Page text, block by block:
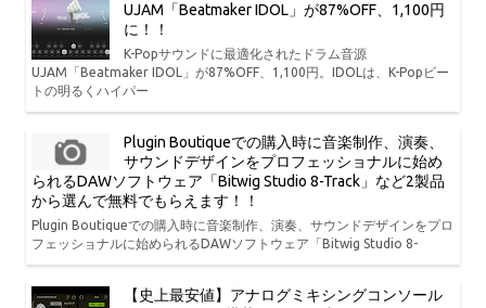
UJAM「Beatmaker IDOL」が87%OFF、1,100円
に！！
K-Popサウンドに最適化されたドラム音源
UJAM「Beatmaker IDOL」が87%OFF、1,100円。IDOLは、K-Popビー
トの明るくハイパー
Plugin Boutiqueでの購入時に音楽制作、演奏、
サウンドデザインをプロフェッショナルに始め
られるDAWソフトウェア「Bitwig Studio 8-Track」など2製品
から選んで無料でもらえます！！
Plugin Boutiqueでの購入時に音楽制作、演奏、サウンドデザインをプロ
フェッショナルに始められるDAWソフトウェア「Bitwig Studio 8-
【史上最安値】アナログミキシングコンソール